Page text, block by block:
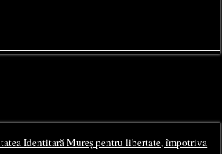
Identitară Mureș pentru libertate, împotriva